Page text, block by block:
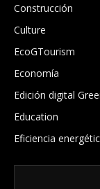
Construcción
Culture
EcoGTourism
Economía
Edición digital
Education
Eficiencia